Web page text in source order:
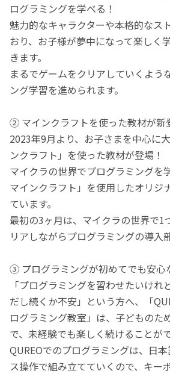
ログラミングを学べる！
魅力的なキャラクターや本格的なス
おり、お子様が夢中になって楽しく
きます。
まるでゲームをクリアしていくよう
ング学習を進められます。
② マインクラフトを使った教材が新
2023年9月より、お子さまを中心に
ンクラフト」を使った教材が登場！
マイクラの世界でプログラミングを
マインクラフト」を使用したオリジ
ています。
最初の3ヶ月は、マイクラの世界で1
リアしながらプログラミングの導入
③ プログラミングが初めてでも安心
「プログラミングを習わせたいけれ
だし続くか不安」という方へ、「
ログラミング教室」は、子どものた
で、未経験でも楽しく続けることが
QUREOでのプログラミングは、日
ス操作で組み立てていくので、キー